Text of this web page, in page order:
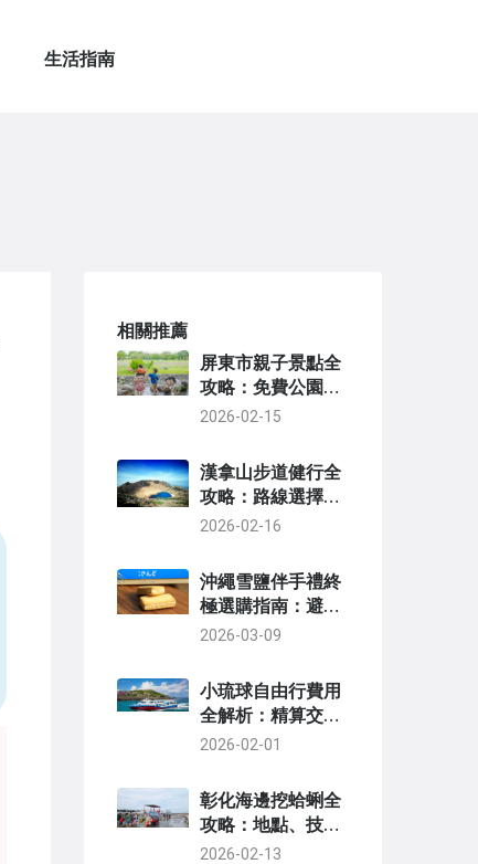
生活指南
相關推薦
屏東市親子景點全
攻略：免費公園、
農場、博物館一日
2026-02-15
漢拿山步道健行全
攻略：路線選擇、
交通與新手必讀
2026-02-16
沖繩雪鹽伴手禮終
極選購指南：避開
地雷，挑出真正值
動
2026-03-09
小琉球自由行費用
全解析：精算交
通、住宿、餐飲與
2026-02-01
彰化海邊挖蛤蜊全
攻略：地點、技巧
與必知注意事項
2026-02-13